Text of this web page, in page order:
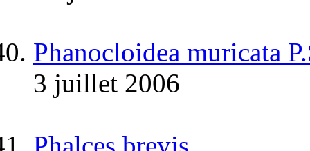
Phanocloidea muricata
3 juillet 2006